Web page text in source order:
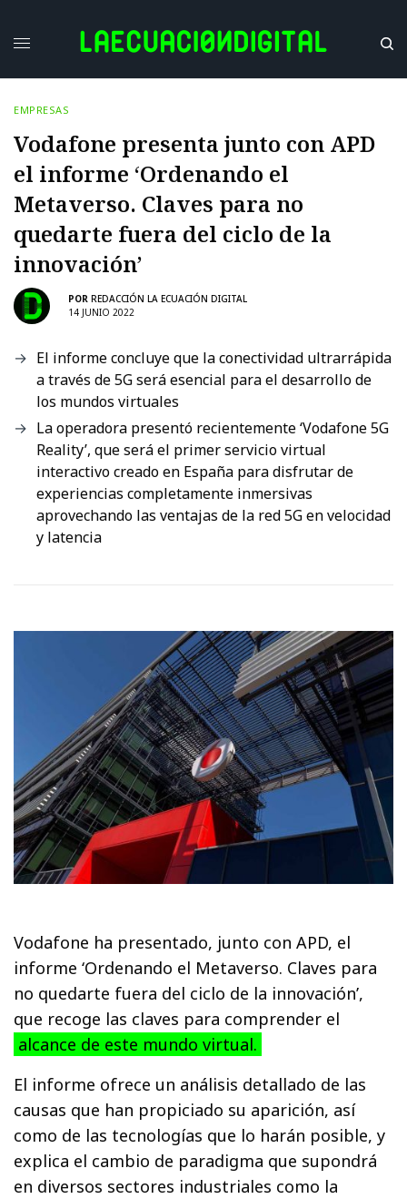
EMPRESAS
Vodafone presenta junto con APD
el informe ‘Ordenando el
Metaverso. Claves para no
quedarte fuera del ciclo de la
innovación’
POR REDACCIÓN LA ECUACIÓN DIGITAL
14 JUNIO 2022
El informe concluye que la conectividad ultrarrápida
a través de 5G será esencial para el desarrollo de
los mundos virtuales
La operadora presentó recientemente ‘Vodafone 5G
Reality’, que será el primer servicio virtual
interactivo creado en España para disfrutar de
experiencias completamente inmersivas
aprovechando las ventajas de la red 5G en velocidad
y latencia
Vodafone ha presentado, junto con APD, el
informe ‘Ordenando el Metaverso. Claves para
no quedarte fuera del ciclo de la innovación’,
que recoge las claves para comprender el
alcance de este mundo virtual.
El informe ofrece un análisis detallado de las
causas que han propiciado su aparición, así
como de las tecnologías que lo harán posible, y
explica el cambio de paradigma que supondrá
en diversos sectores industriales como la